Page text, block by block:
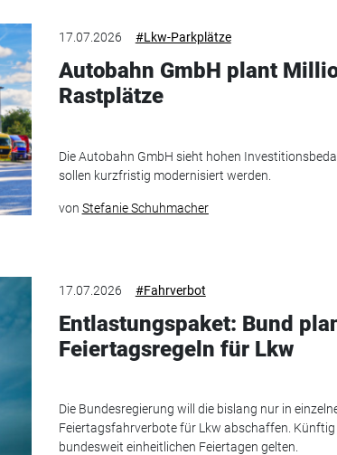
17.07.2026 #Lkw-Parkplätze
Autobahn GmbH plant
Rastplätze
Die Autobahn GmbH sieht hohen
sollen kurzfristig modernisiert werden.
von Stefanie Schuhmacher
17.07.2026 #Fahrverbot
Entlastungspaket: Bund
Feiertagsregeln für Lkw
Die Bundesregierung will die bislang nur in
Feiertagsfahrverbote für Lkw abschaffen.
bundesweit einheitlichen Feiertagen gelten.